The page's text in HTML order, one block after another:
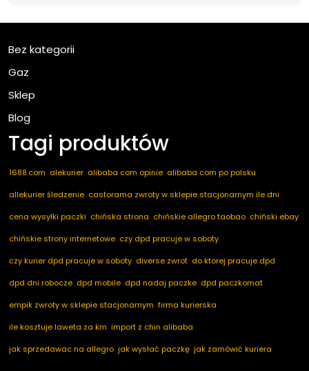
Bez kategorii
Gaz
Sklep
Blog
Tagi produktów
1688.com alekurier alibaba com opinie alibaba com po polsku
allekurier śledzenie castorama zwroty w sklepie stacjonarnym ile dni
cena wysyłki paczki chińska strona chińskie allegro taobao chiński ebay
chińskie strony internetowe czy dpd pracuje w soboty
czy kurier dpd pracuje w soboty diverse zwrot do ktorej pracuje dpd
dpd dni robocze dpd mobile dpd nadaj paczke dpd paczkomat
empik zwroty w sklepie stacjonarnym firma kurierska
ile kosztuje laweta za km import z chin alibaba
jak sprzedawac na allegro jak wysłać paczkę jak zamówić kuriera